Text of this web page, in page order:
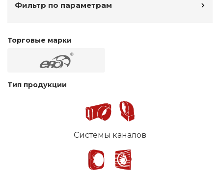
Фильтр по параметрам
Торговые марки
Тип продукции
Системы каналов